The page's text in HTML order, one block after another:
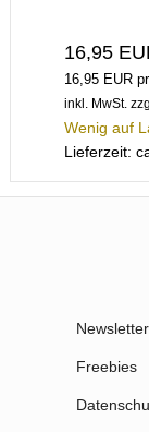
16,95
16,95 EUR
inkl. MwSt.
Wenig auf
Lieferzeit:
Newsletter
Freebies